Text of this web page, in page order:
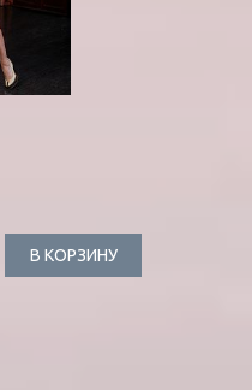
В КОРЗИНУ